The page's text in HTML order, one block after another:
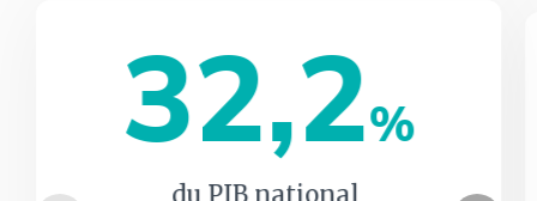
32,2%
du PIB national